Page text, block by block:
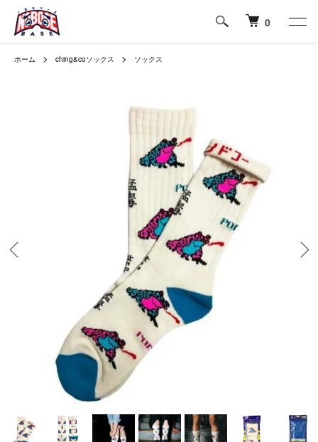
0
ホーム ching&coソックス ソックス